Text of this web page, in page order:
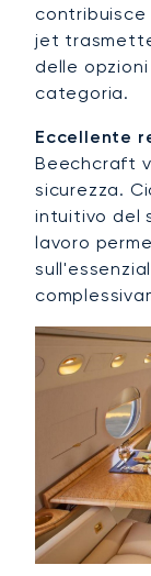
contribuisce
jet
delle
categoria.
Eccellente
Beechcraft
sicurezza.
intuitivo del
lavoro